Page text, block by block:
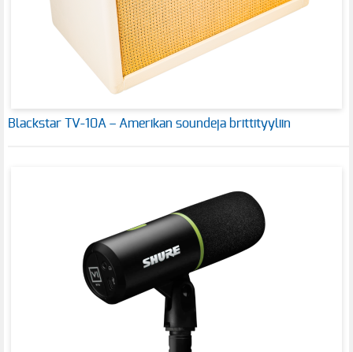
Blackstar TV-10A – Amerikan soundeja brittityyliin